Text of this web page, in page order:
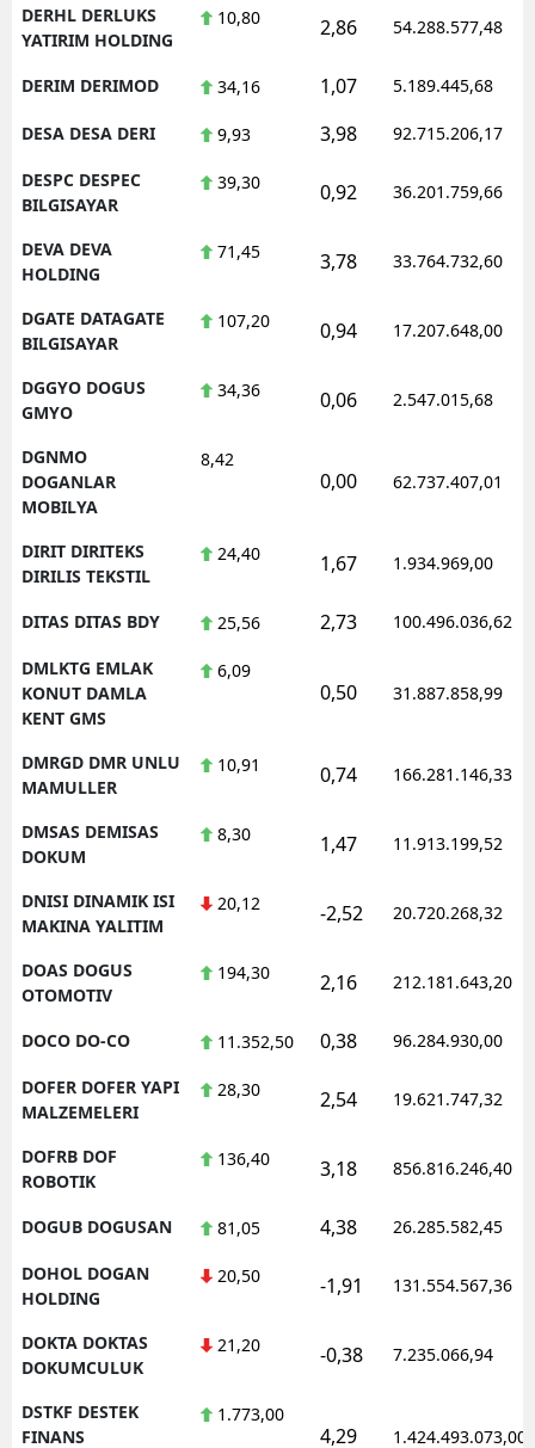
DERHL DERLUKS
YATIRIM HOLDING
10,80 2,86 54.288.577,48
DERIM DERIMOD 34,16 1,07 5.189.445,68
DESA DESA DERI 9,93 3,98 92.715.206,17
DESPC DESPEC
BILGISAYAR
39,30 0,92 36.201.759,66
DEVA DEVA
HOLDING
71,45 3,78 33.764.732,60
DGATE DATAGATE
BILGISAYAR
107,20 0,94 17.207.648,00
DGGYO DOGUS
GMYO
34,36 0,06 2.547.015,68
DGNMO
DOGANLAR
MOBILYA
8,42
0,00 62.737.407,01
DIRIT DIRITEKS
DIRILIS TEKSTIL
24,40 1,67 1.934.969,00
DITAS DITAS BDY 25,56 2,73 100.496.036,62
DMLKTG EMLAK
KONUT DAMLA
KENT GMS
6,09
0,50 31.887.858,99
DMRGD DMR UNLU
MAMULLER
10,91 0,74 166.281.146,33
DMSAS DEMISAS
DOKUM
8,30 1,47 11.913.199,52
DNISI DINAMIK ISI
MAKINA YALITIM
20,12 -2,52 20.720.268,32
DOAS DOGUS
OTOMOTIV
194,30 2,16 212.181.643,20
DOCO DO-CO 11.352,50 0,38 96.284.930,00
DOFER DOFER YAPI
MALZEMELERI
28,30 2,54 19.621.747,32
DOFRB DOF
ROBOTIK
136,40 3,18 856.816.246,40
DOGUB DOGUSAN 81,05 4,38 26.285.582,45
DOHOL DOGAN
HOLDING
20,50 -1,91 131.554.567,36
DOKTA DOKTAS
DOKUMCULUK
21,20 -0,38 7.235.066,94
DSTKF DESTEK
FINANS
1.773,00
4,29 1.424.493.073,00